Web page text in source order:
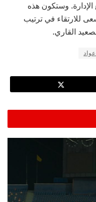
وستكون هذه
للارتقاء في ترتيب
القاري.